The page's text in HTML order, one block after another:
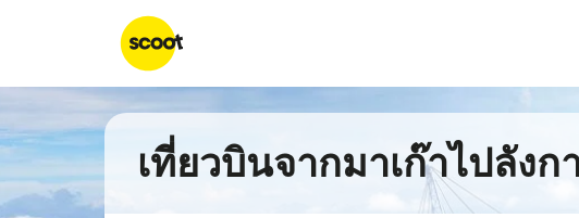
เที่ยวบินจากมาเก๊าไปลัง